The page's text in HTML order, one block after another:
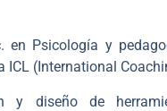
en Psicología y
ICL (International
y diseño de